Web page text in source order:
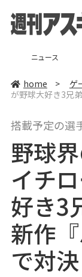
ニュース
home > ゲ
が野球大好き3兄
搭載予定の選
野球
イチ
好き3
新作
で対決